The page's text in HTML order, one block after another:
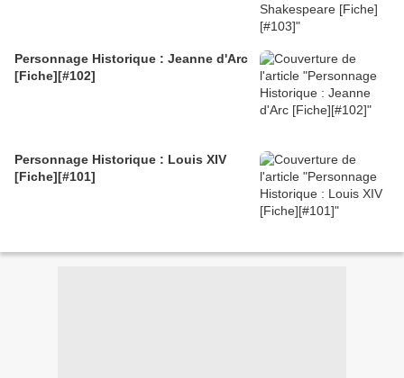
Personnage Historique : Jeanne d'Arc
[Fiche][#102]
Personnage Historique : Louis XIV
[Fiche][#101]